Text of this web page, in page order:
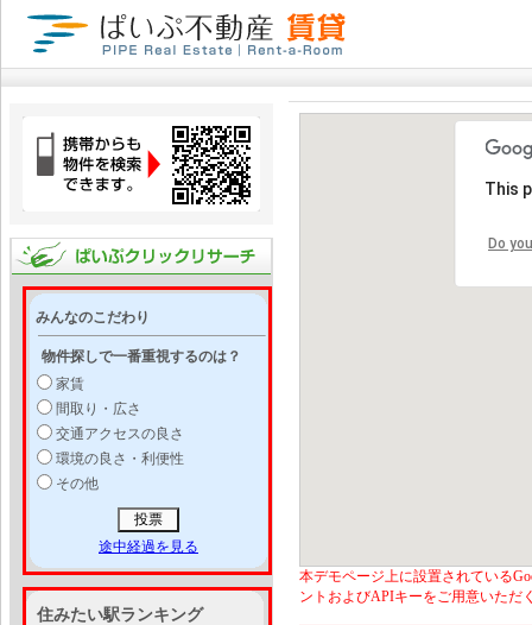
みんなのこだわり
物件探しで一番重視するのは？
家賃
間取り・広さ
交通アクセスの良さ
環境の良さ・利便性
その他
途中経過を見る
住みたい駅ランキング
This
Do
本デモページ上に設置されている
ントおよびAPIキーをご用意いただ